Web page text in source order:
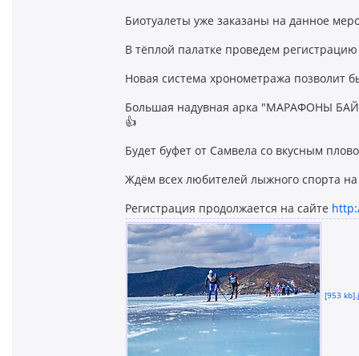
Биотуалеты уже заказаны на данное
В тёплой палатке проведем
Новая система хронометража позволит
Большая надувная арка "МАРАФОНЫ
👍
Будет буфет от Самвела со вкусным
Ждём всех любителей лыжного спорта
Регистрация продолжается на сайте
[953